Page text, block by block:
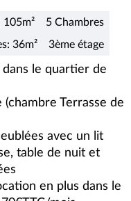
5 Chambres
36m² 3ème étage
le quartier de
Terrasse de
avec un lit
table de nuit et
en plus dans le